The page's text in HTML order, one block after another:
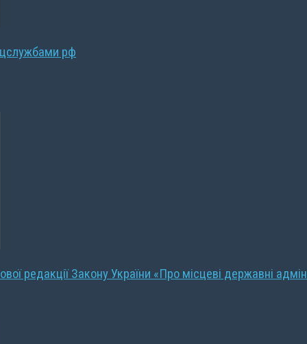
рф
редакції Закону України «Про місцеві державні